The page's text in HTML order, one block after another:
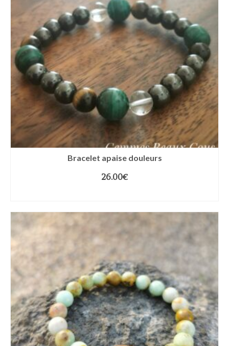
Bracelet apaise douleurs
26.00€